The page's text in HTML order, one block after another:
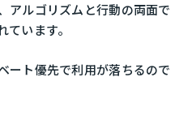
アルゴリズムと行動の両面で
います。
ート優先で利用が落ちるので